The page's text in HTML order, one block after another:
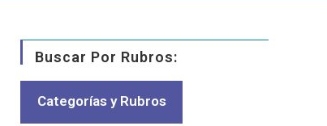
Buscar Por Rubros:
Categorías y Rubros